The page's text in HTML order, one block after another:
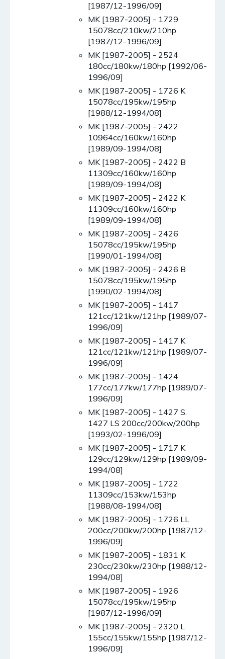
[1987/12-1996/09]
MK [1987-2005] - 1729
15078cc/210kw/210hp
[1987/12-1996/09]
MK [1987-2005] - 2524
180cc/180kw/180hp [1992/06-
1996/09]
MK [1987-2005] - 1726 K
15078cc/195kw/195hp
[1988/12-1994/08]
MK [1987-2005] - 2422
10964cc/160kw/160hp
[1989/09-1994/08]
MK [1987-2005] - 2422 B
11309cc/160kw/160hp
[1989/09-1994/08]
MK [1987-2005] - 2422 K
11309cc/160kw/160hp
[1989/09-1994/08]
MK [1987-2005] - 2426
15078cc/195kw/195hp
[1990/01-1994/08]
MK [1987-2005] - 2426 B
15078cc/195kw/195hp
[1990/02-1994/08]
MK [1987-2005] - 1417
121cc/121kw/121hp [1989/07-
1996/09]
MK [1987-2005] - 1417 K
121cc/121kw/121hp [1989/07-
1996/09]
MK [1987-2005] - 1424
177cc/177kw/177hp [1989/07-
1996/09]
MK [1987-2005] - 1427 S.
1427 LS 200cc/200kw/200hp
[1993/02-1996/09]
MK [1987-2005] - 1717 K
129cc/129kw/129hp [1989/09-
1994/08]
MK [1987-2005] - 1722
11309cc/153kw/153hp
[1988/08-1994/08]
MK [1987-2005] - 1726 LL
200cc/200kw/200hp [1987/12-
1996/09]
MK [1987-2005] - 1831 K
230cc/230kw/230hp [1988/12-
1994/08]
MK [1987-2005] - 1926
15078cc/195kw/195hp
[1987/12-1996/09]
MK [1987-2005] - 2320 L
155cc/155kw/155hp [1987/12-
1996/09]